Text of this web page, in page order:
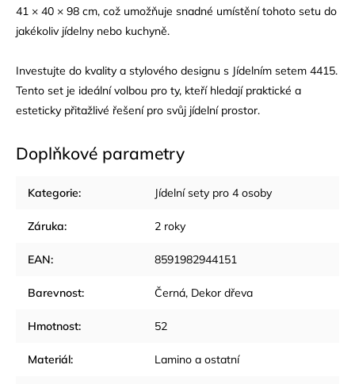
41 × 40 × 98 cm, což umožňuje snadné umístění tohoto setu do
jakékoliv jídelny nebo kuchyně.
Investujte do kvality a stylového designu s Jídelním setem 4415.
Tento set je ideální volbou pro ty, kteří hledají praktické a
esteticky přitažlivé řešení pro svůj jídelní prostor.
Doplňkové parametry
Kategorie: Jídelní sety pro 4 osoby
Záruka: 2 roky
EAN: 8591982944151
Barevnost: Černá, Dekor dřeva
Hmotnost: 52
Materiál: Lamino a ostatní